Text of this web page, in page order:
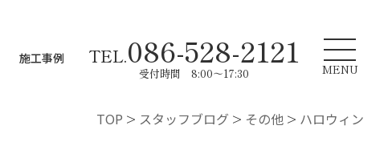
施工事例 TEL.086-528-2121
受付時間 8:00～17:30 MENU
TOP > スタッフブログ > その他 > ハロウィン